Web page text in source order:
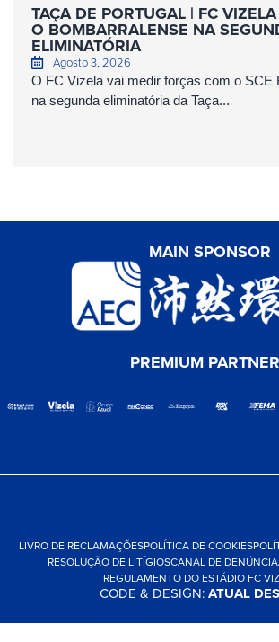
TAÇA DE PORTUGAL | FC
O BOMBARRALENSE NA
ELIMINATÓRIA
Agosto 3, 2026
O FC Vizela vai medir forças com o SCE
na segunda eliminatória da Taça...
MAIN SPONSOR
PREMIUM
LIVRO DE RECLAMAÇÕESPOLÍTICA DE COOKIES
RESOLUÇÃO DE LITÍGIOSCANAL DE DENÚNCIA
REGULAMENTO DO ESTÁDIO FC
CODE & DESIGN:ATUAL